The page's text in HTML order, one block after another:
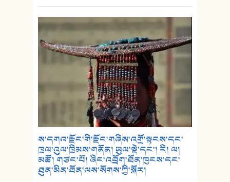
ས་དགའ་རྫོང་གི་རྫོང་གཞིས་འགྲོ་སྟངས་དང་
ཁྲལ་འུལ་ཁྲིམས་གནོན། ཡུལ་སྡེ་དང་། རི། ལ།
མཚོ། གཙང་པོ། ཞིང་འབྲོག་ཐོན་ཁུངས་དང་
ཐུན་མིན་ཐོན་ལས་སོགས་ཀྱི་སྐོར།